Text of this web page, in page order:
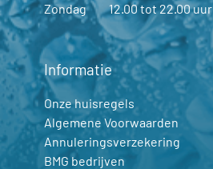
Zondag
12.00 tot 22.00 uur
Informatie
Onze huisregels
Algemene Voorwaarden
Annuleringsverzekering
BMG bedrijven